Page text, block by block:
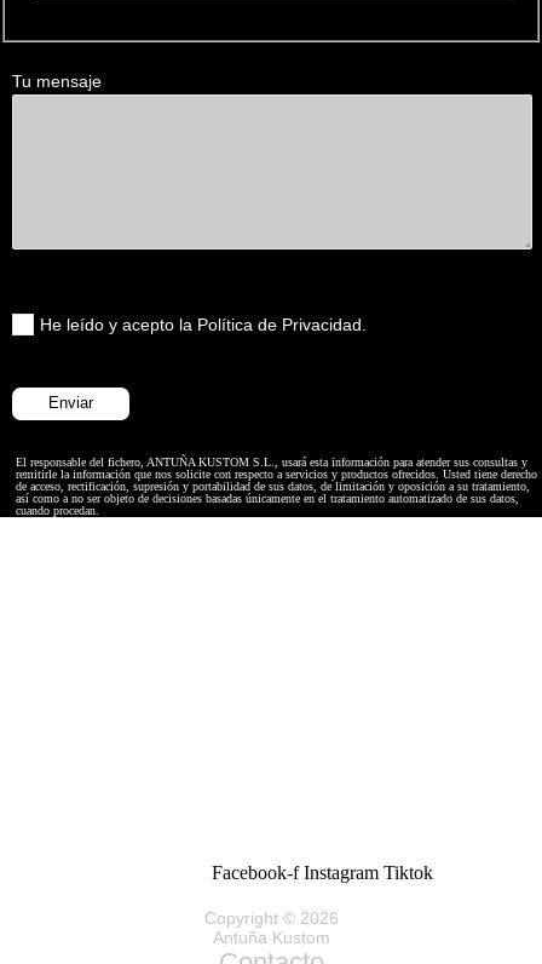
Tu mensaje
He leído y acepto la Política de Privacidad.
El responsable del fichero, ANTUÑA KUSTOM S.L., usará esta información para atender sus consultas y
remitirle la información que nos solicite con respecto a servicios y productos ofrecidos. Usted tiene derecho
de acceso, rectificación, supresión y portabilidad de sus datos, de limitación y oposición a su tratamiento,
así como a no ser objeto de decisiones basadas únicamente en el tratamiento automatizado de sus datos,
cuando procedan.
Facebook-f Instagram Tiktok
Copyright © 2026
Antuña Kustom